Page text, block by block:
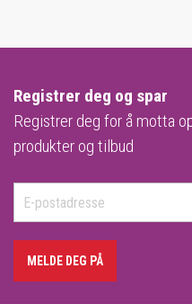
Registrer deg og spar
Registrer deg for å motta
produkter og tilbud
MELDE DEG PÅ